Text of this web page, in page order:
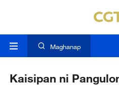
Maghanap
Kaisipan ni